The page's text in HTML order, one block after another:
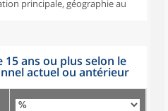
principale, géographie au
15 ans ou plus selon le
actuel ou antérieur